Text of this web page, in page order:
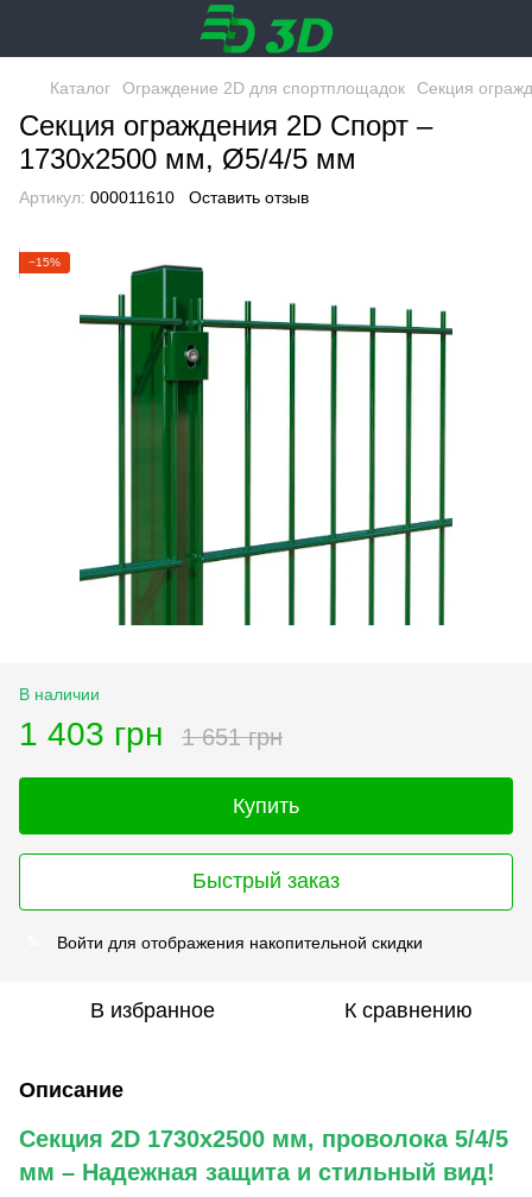
Каталог Ограждение 2D для спортплощадок Секция
Секция ограждения 2D Спорт –
1730х2500 мм, Ø5/4/5 мм
Артикул: 000011610 Оставить отзыв
−15%
В наличии
1 403 грн 1 651 грн
Купить
Быстрый заказ
Войти для отображения накопительной скидки
В избранное К сравнению
Описание
Секция 2D 1730х2500 мм, проволока 5/4/5
мм – Надежная защита и стильный вид!